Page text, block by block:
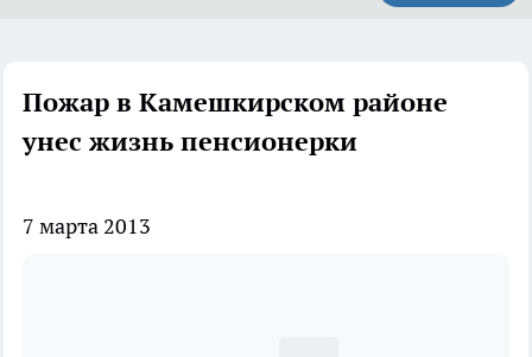
Пожар в Камешкирском районе
унес жизнь пенсионерки
7 марта 2013